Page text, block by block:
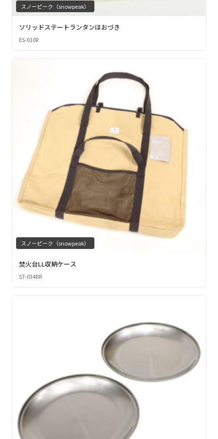
スノーピーク（snowpeak）
ソリッドステートランタンほおづき
ES-010R
スノーピーク（snowpeak）
焚火台LL収納ケース
ST-034BR